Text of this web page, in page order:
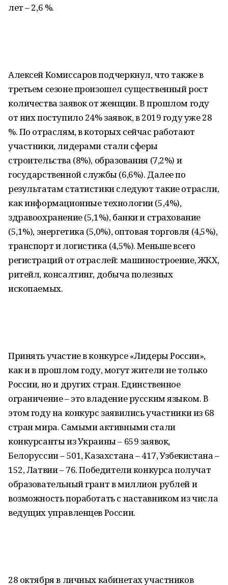
лет – 2,6 %.
Алексей Комиссаров подчеркнул, что также в
третьем сезоне произошел существенный рост
количества заявок от женщин. В прошлом году
от них поступило 24% заявок, в 2019 году уже 28
%. По отраслям, в которых сейчас работают
участники, лидерами стали сферы
строительства (8%), образования (7,2%) и
государственной службы (6,6%). Далее по
результатам статистики следуют такие отрасли,
как информационные технологии (5,4%),
здравоохранение (5,1%), банки и страхование
(5,1%), энергетика (5,0%), оптовая торговля (4,5%),
транспорт и логистика (4,5%). Меньше всего
регистраций от отраслей: машиностроение, ЖКХ,
ритейл, консалтинг, добыча полезных
ископаемых.
Принять участие в конкурсе «Лидеры России»,
как и в прошлом году, могут жители не только
России, но и других стран. Единственное
ограничение – это владение русским языком. В
этом году на конкурс заявились участники из 68
стран мира. Самыми активными стали
конкурсанты из Украины – 659 заявок,
Белоруссии – 501, Казахстана – 417, Узбекистана –
152, Латвии – 76. Победители конкурса получат
образовательный грант в миллион рублей и
возможность поработать с наставником из числа
ведущих управленцев России.
28 октября в личных кабинетах участников